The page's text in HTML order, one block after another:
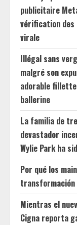
publicitaire
vérification
virale
Illégal sans
malgré son
adorable
ballerine
La familia de
devastador
Wylie Park ha
Por qué los
Mientras el
Cigna reporta